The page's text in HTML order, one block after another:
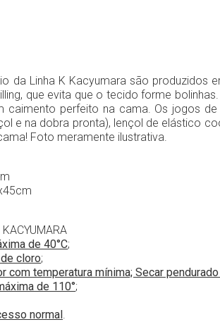
da Linha K Kacyumara são
que evita que o tecido forme
caimento perfeito na cama. Os jogos
e na dobra pronta), lençol de elástico
Foto meramente ilustrativa.
de 40°C;
cloro;
com temperatura mínima; Secar
de 110°;
normal.